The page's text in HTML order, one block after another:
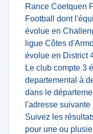
Rance Coetquen
Football dont
évolue en
ligue Côtes
évolue en District
Le club compte 3
departemental à
dans le
l'adresse
Suivez les
pour une ou